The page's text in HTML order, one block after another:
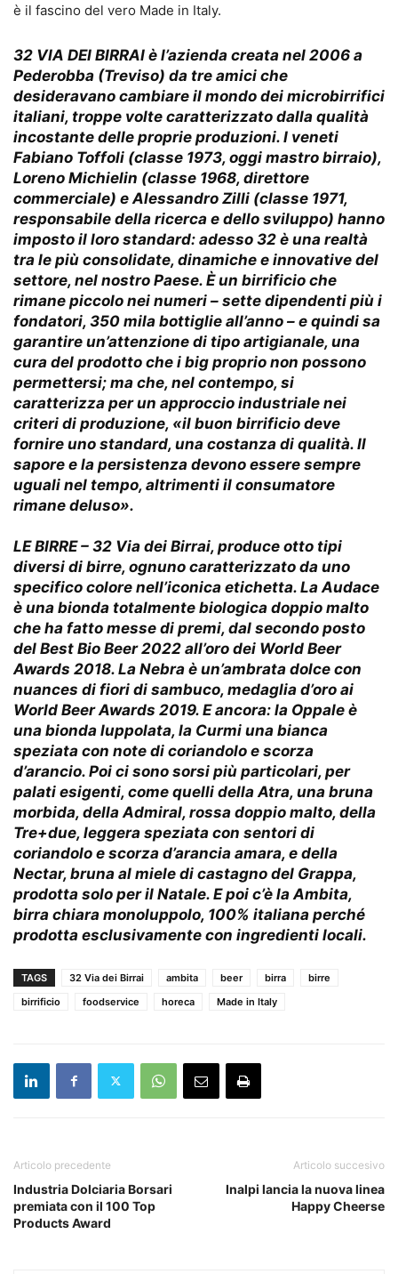
è il fascino del vero Made in Italy.
32 VIA DEI BIRRAI è l’azienda creata nel 2006 a
Pederobba (Treviso) da tre amici che
desideravano cambiare il mondo dei microbirrifici
italiani, troppe volte caratterizzato dalla qualità
incostante delle proprie produzioni. I veneti
Fabiano Toffoli (classe 1973, oggi mastro birraio),
Loreno Michielin (classe 1968, direttore
commerciale) e Alessandro Zilli (classe 1971,
responsabile della ricerca e dello sviluppo) hanno
imposto il loro standard: adesso 32 è una realtà
tra le più consolidate, dinamiche e innovative del
settore, nel nostro Paese. È un birrificio che
rimane piccolo nei numeri – sette dipendenti più i
fondatori, 350 mila bottiglie all’anno – e quindi sa
garantire un’attenzione di tipo artigianale, una
cura del prodotto che i big proprio non possono
permettersi; ma che, nel contempo, si
caratterizza per un approccio industriale nei
criteri di produzione, «il buon birrificio deve
fornire uno standard, una costanza di qualità. Il
sapore e la persistenza devono essere sempre
uguali nel tempo, altrimenti il consumatore
rimane deluso».
LE BIRRE– 32 Via dei Birrai, produce otto tipi
diversi di birre, ognuno caratterizzato da uno
specifico colore nell’iconica etichetta. La Audace
è una bionda totalmente biologica doppio malto
che ha fatto messe di premi, dal secondo posto
del Best Bio Beer 2022 all’oro dei World Beer
Awards 2018. La Nebra è un’ambrata dolce con
nuances di fiori di sambuco, medaglia d’oro ai
World Beer Awards 2019. E ancora: la Oppale è
una bionda luppolata, la Curmi una bianca
speziata con note di coriandolo e scorza
d’arancio. Poi ci sono sorsi più particolari, per
palati esigenti, come quelli della Atra, una bruna
morbida, della Admiral, rossa doppio malto, della
Tre+due, leggera speziata con sentori di
coriandolo e scorza d’arancia amara, e della
Nectar, bruna al miele di castagno del Grappa,
prodotta solo per il Natale. E poi c’è la Ambita,
birra chiara monoluppolo, 100% italiana perché
prodotta esclusivamente con ingredienti locali.
TAGS 32 Via dei Birrai ambita beer birra
birre
birrificio
foodservice horeca Made in Italy
Articolo precedente
Industria Dolciaria Borsari
premiata con il 100 Top
Products Award
Articolo succesivo
Inalpi lancia la nuova linea
Happy Cheerse